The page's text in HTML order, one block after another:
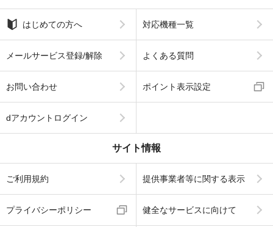
はじめての方へ 対応機種一覧
メールサービス登録/解除 よくある質問
お問い合わせ ポイント表示設定
dアカウントログイン
サイト情報
ご利用規約 提供事業者等に関する表示
プライバシーポリシー 健全なサービスに向けて